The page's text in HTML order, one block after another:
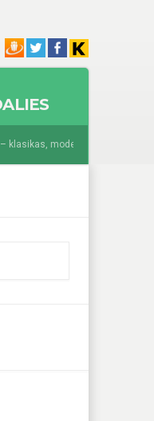
modernisma un džeza